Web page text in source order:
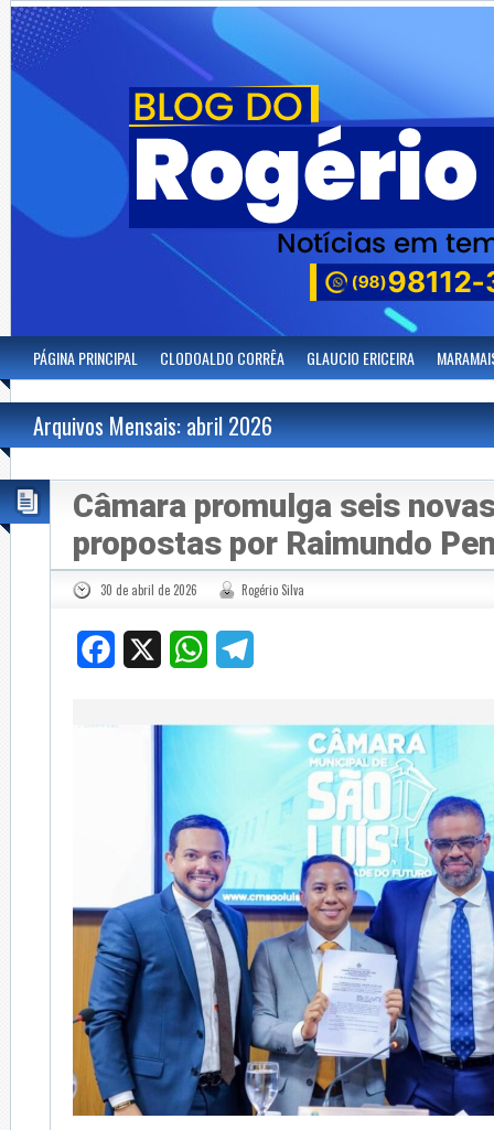
PÁGINA PRINCIPAL CLODOALDO CORRÊA GLAUCIO ERICEIRA
Arquivos Mensais: abril 2026
Câmara promulga seis
propostas por Raimundo
30 de abril de 2026 Rogério Silva
Facebook WhatsApp